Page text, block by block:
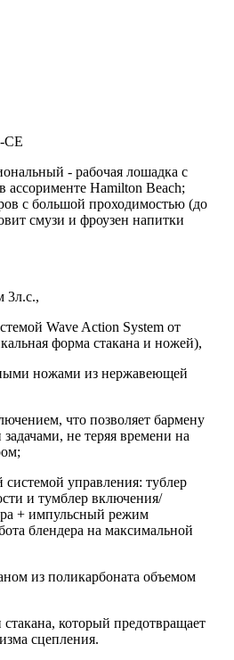
CE
- рабочая лошадка с
Hamilton Beach;
с большой проходимостью (до
смузи и фроузен напитки
3л.с.,
Wave Action System от
форма стакана и ножей),
ножами из нержавеющей
что позволяет бармену
не теряя времени на
управления: тублер
и тумблер включения/
+ импульсный режим
блендера на максимальной
из поликарбоната объемом
стакана, который предотвращает
сцепления.